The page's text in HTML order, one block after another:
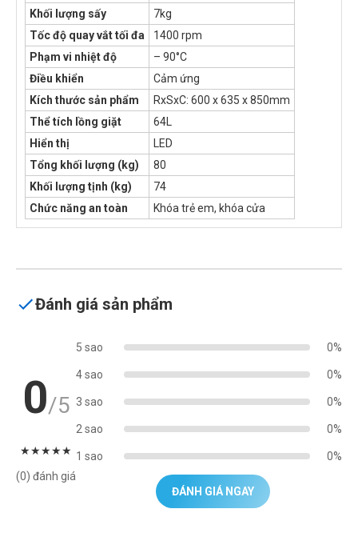
Khối lượng sấy
7kg
Tốc độ quay vắt tối đa
1400 rpm
Phạm vi nhiệt độ
– 90°C
Điều khiển
Cảm ứng
Kích thước sản phẩm
RxSxC: 600 x 635 x 850mm
Thể tích lồng giặt
64L
Hiển thị
LED
Tổng khối lượng (kg)
80
Khối lượng tịnh (kg)
74
Chức năng an toàn
Khóa trẻ em, khóa cửa
Đánh giá sản phẩm
0/5
★★★★★
(0) đánh giá
5 sao 0%
4 sao 0%
3 sao 0%
2 sao 0%
1 sao 0%
ĐÁNH GIÁ NGAY